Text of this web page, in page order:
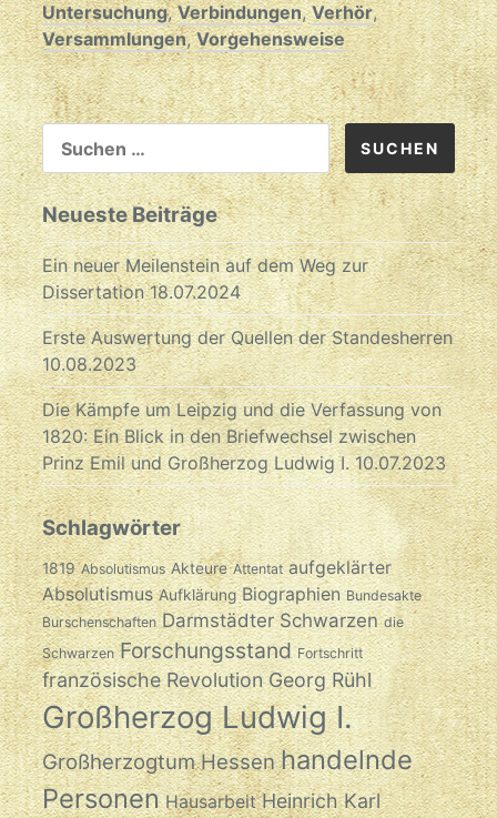
Untersuchung,Verbindungen,Verhör,
Versammlungen,Vorgehensweise
SUCHEN
NACH:
Neueste Beiträge
Ein neuer Meilenstein auf dem Weg zur
Dissertation 18.07.2024
Erste Auswertung der Quellen der Standesherren
10.08.2023
Die Kämpfe um Leipzig und die Verfassung von
1820: Ein Blick in den Briefwechsel zwischen
Prinz Emil und Großherzog Ludwig I. 10.07.2023
Schlagwörter
1819 Absolutismus Akteure Attentat aufgeklärter
Absolutismus Aufklärung Biographien Bundesakte
Burschenschaften Darmstädter Schwarzen die
Schwarzen Forschungsstand Fortschritt
französische Revolution Georg Rühl
Großherzog Ludwig I.
Großherzogtum Hessen handelnde
Personen Hausarbeit Heinrich Karl